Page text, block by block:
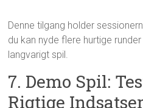
Denne tilgang holder
du kan nyde flere hurtige
langvarigt spil.
7. Demo Spil:
Rigtige Indsatser